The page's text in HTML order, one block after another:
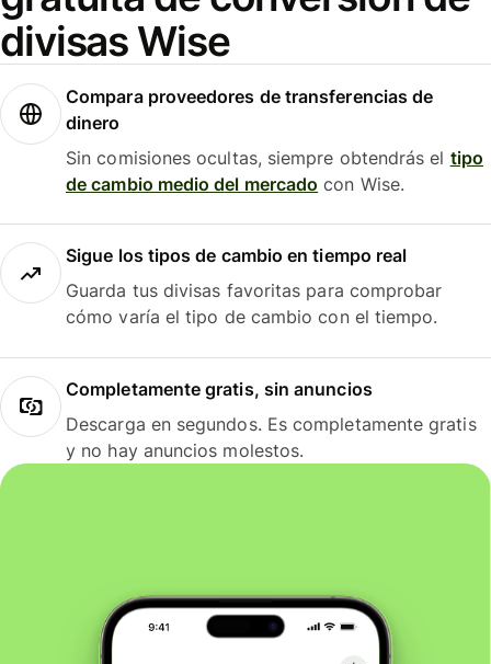
divisas Wise
Compara proveedores de transferencias de
dinero
Sin comisiones ocultas, siempre obtendrás el tipo
de cambio medio del mercado con Wise.
Sigue los tipos de cambio en tiempo real
Guarda tus divisas favoritas para comprobar
cómo varía el tipo de cambio con el tiempo.
Completamente gratis, sin anuncios
Descarga en segundos. Es completamente gratis
y no hay anuncios molestos.